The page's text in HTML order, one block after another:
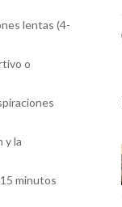
lentas (4-
o
y la
minutos